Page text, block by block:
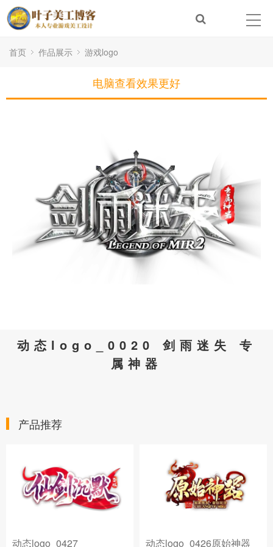
首页 作品展示 游戏logo
电脑查看效果更好
动态logo_0020 剑雨迷失 专
属神器
产品推荐
动态logo_0427 动态logo_0426原始神器